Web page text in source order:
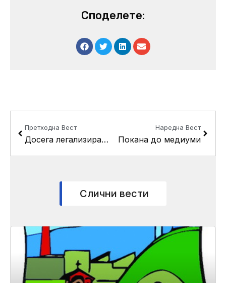
Споделете:
Претходна Вест
Досега легализирани 2640 дивоградби во општина Кисела Вода
Наредна Вест
Покана до медиуми
Слични вести